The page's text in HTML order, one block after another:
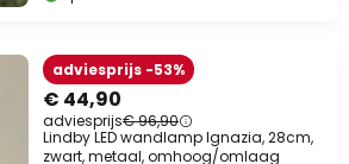
€ 44,90
adviesprijs€ 96,90
adviesprijs -53%
Lindby LED wandlamp Ignazia, 28cm,
zwart, metaal, omhoog/omlaag